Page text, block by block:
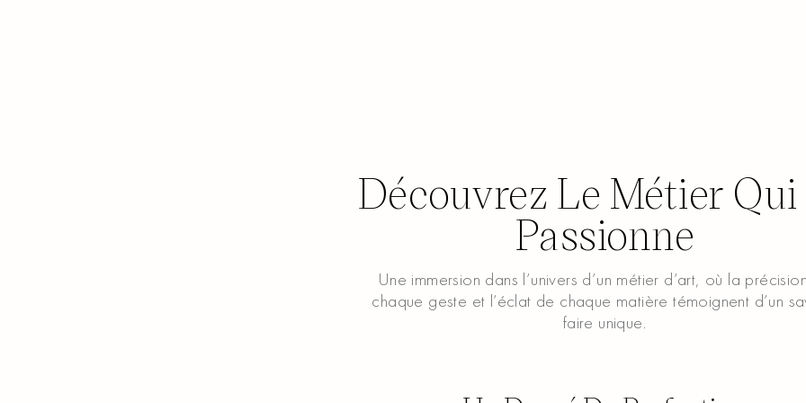
Découvrez Le Métier
Passionne
Une immersion dans l’univers d’un métier d’art, où la
chaque geste et l’éclat de chaque matière témoignent d’un
faire unique.